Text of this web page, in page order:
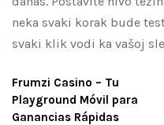
neka svaki korak bude
svaki klik vodi ka vašoj
Frumzi Casino – Tu
Playground Móvil para
Ganancias Rápidas